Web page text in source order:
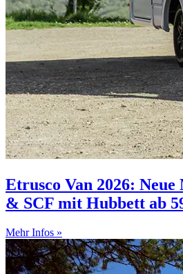
Etrusco Van 2026: Neue
& SCF mit Hubbett ab
Mehr Infos »